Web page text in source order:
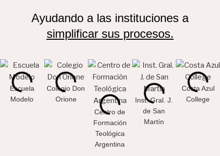
Ayudando a las instituciones a
simplificar sus procesos.
Escuela
Modelo
Colegio Don
Orione
Centro de
Formación
Teológica
Argentina
Inst. Gral. J.
de San
Martín
Costa Azul
College